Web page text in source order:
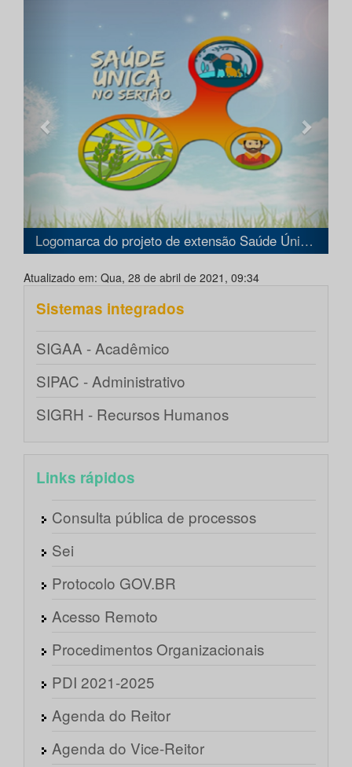
Logomarca do projeto de extensão Saúde Única no Sertão.
Atualizado em: Qua, 28 de abril de 2021, 09:34
Sistemas integrados
SIGAA - Acadêmico
SIPAC - Administrativo
SIGRH - Recursos Humanos
Links rápidos
Consulta pública de processos
Sei
Protocolo GOV.BR
Acesso Remoto
Procedimentos Organizacionais
PDI 2021-2025
Agenda do Reitor
Agenda do Vice-Reitor